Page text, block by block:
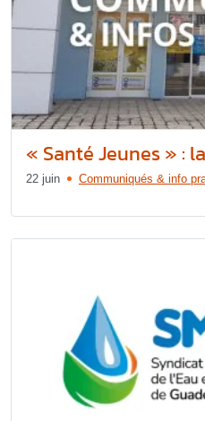
« Santé Jeunes » :
22 juin Communiqués & info